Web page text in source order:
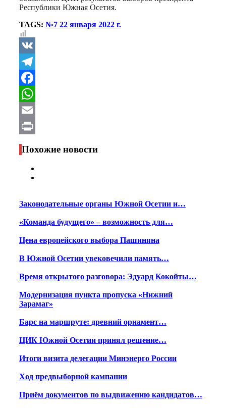
Республики Южная Осетия.
TAGS: №7 22 января 2022 г.
VK
Telegram
Facebook
WhatsApp
Email
Print
Похожие новости
Законодательные органы Южной Осетии и…
«Команда будущего» – возможность для…
Цена европейского выбора Пашиняна
В Южной Осетии увековечили память…
Время открытого разговора: Эдуард Кокойты…
Модернизация пункта пропуска «Нижний
Зарамаг»
Барс на маршруте: древний орнамент…
ЦИК Южной Осетии принял решение…
Итоги визита делегации Минэнерго России
Ход предвыборной кампании
Приём документов по выдвижению кандидатов…